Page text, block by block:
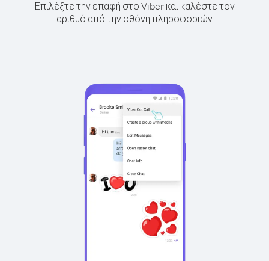
Επιλέξτε την επαφή στο Viber και καλέστε τον
αριθμό από την οθόνη πληροφοριών